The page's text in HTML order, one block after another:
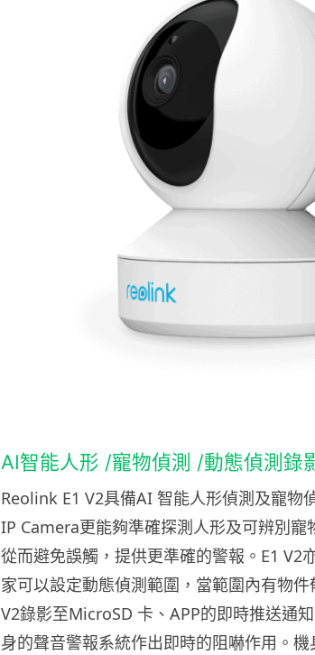
AI智能人形 /寵物偵測 /動態偵測錄
Reolink E1 V2具備AI 智能人形偵測及寵物
IP Camera更能夠準確探測人形及可辨別寵
從而避免誤觸，提供更準確的警報。E1 V2
家可以設定動態偵測範圍，當範圍內有物件
V2錄影至MicroSD 卡、APP的即時推送通
身的聲音警報系統作出即時的阻嚇作用。